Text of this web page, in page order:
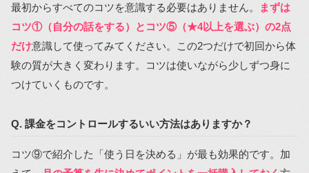
最初からすべてのコツを意識する必要はありません。
まずは
コツ①（自分の話をする）とコツ⑤（★4以上を選ぶ）の2点
だけ意識して使ってみてください。この2つだけで初回から体
験の質が大きく変わります。コツは使いながら少しずつ身に
つけていくものです。
Q. 課金をコントロールするいい方法はありますか？
コツ⑨で紹介した「使う日を決める」が最も効果的です。加